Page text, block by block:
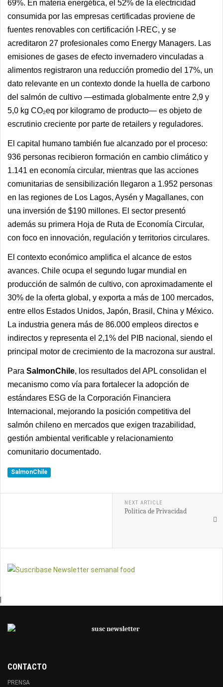
69%. En materia energética, el 52% de la electricidad
consumida por las empresas certificadas proviene de
fuentes renovables con certificación I-REC, y se
acreditaron 27 profesionales como Energy Managers. Las
emisiones de gases de efecto invernadero vinculadas a
alimentos registraron una reducción promedio del 17%, un
dato relevante en un contexto donde la huella de carbono
del salmón de cultivo —estimada globalmente entre 2,9 y
5,0 kg CO₂eq por kilogramo de producto— es objeto de
escrutinio creciente por parte de retailers y reguladores.
El capital humano también fue alcanzado por el proceso:
936 personas recibieron formación en cambio climático y
1.141 en economía circular, mientras que las acciones
comunitarias de sensibilización llegaron a 1.952 personas
en las regiones de Los Lagos, Aysén y Magallanes, con
una inversión de $190 millones. El sector presentó
además su primera Hoja de Ruta de Economía Circular,
con foco en innovación, regulación y territorios circulares.
El contexto económico amplifica el alcance de estos
avances. Chile ocupa el segundo lugar mundial en
producción de salmón de cultivo, con aproximadamente el
30% de la oferta global, y exporta a más de 100 mercados,
entre ellos Estados Unidos, Japón, Brasil, China y México.
La industria genera más de 86.000 empleos directos e
indirectos y representa el 2,1% del PIB nacional, siendo el
principal motor de crecimiento de la macrozona sur austral.
Para SalmonChile, los resultados del APL consolidan el
mecanismo como vía para fortalecer la adopción de
estándares ESG de la Corporación Financiera
Internacional, mejorando la posición competitiva del
salmón chileno en mercados que exigen trazabilidad,
gestión ambiental verificable y relacionamiento
comunitario documentado.
SalmonChile
NEXT ARTICLE
Política de Privacidad
CONTACTO
PRENSA